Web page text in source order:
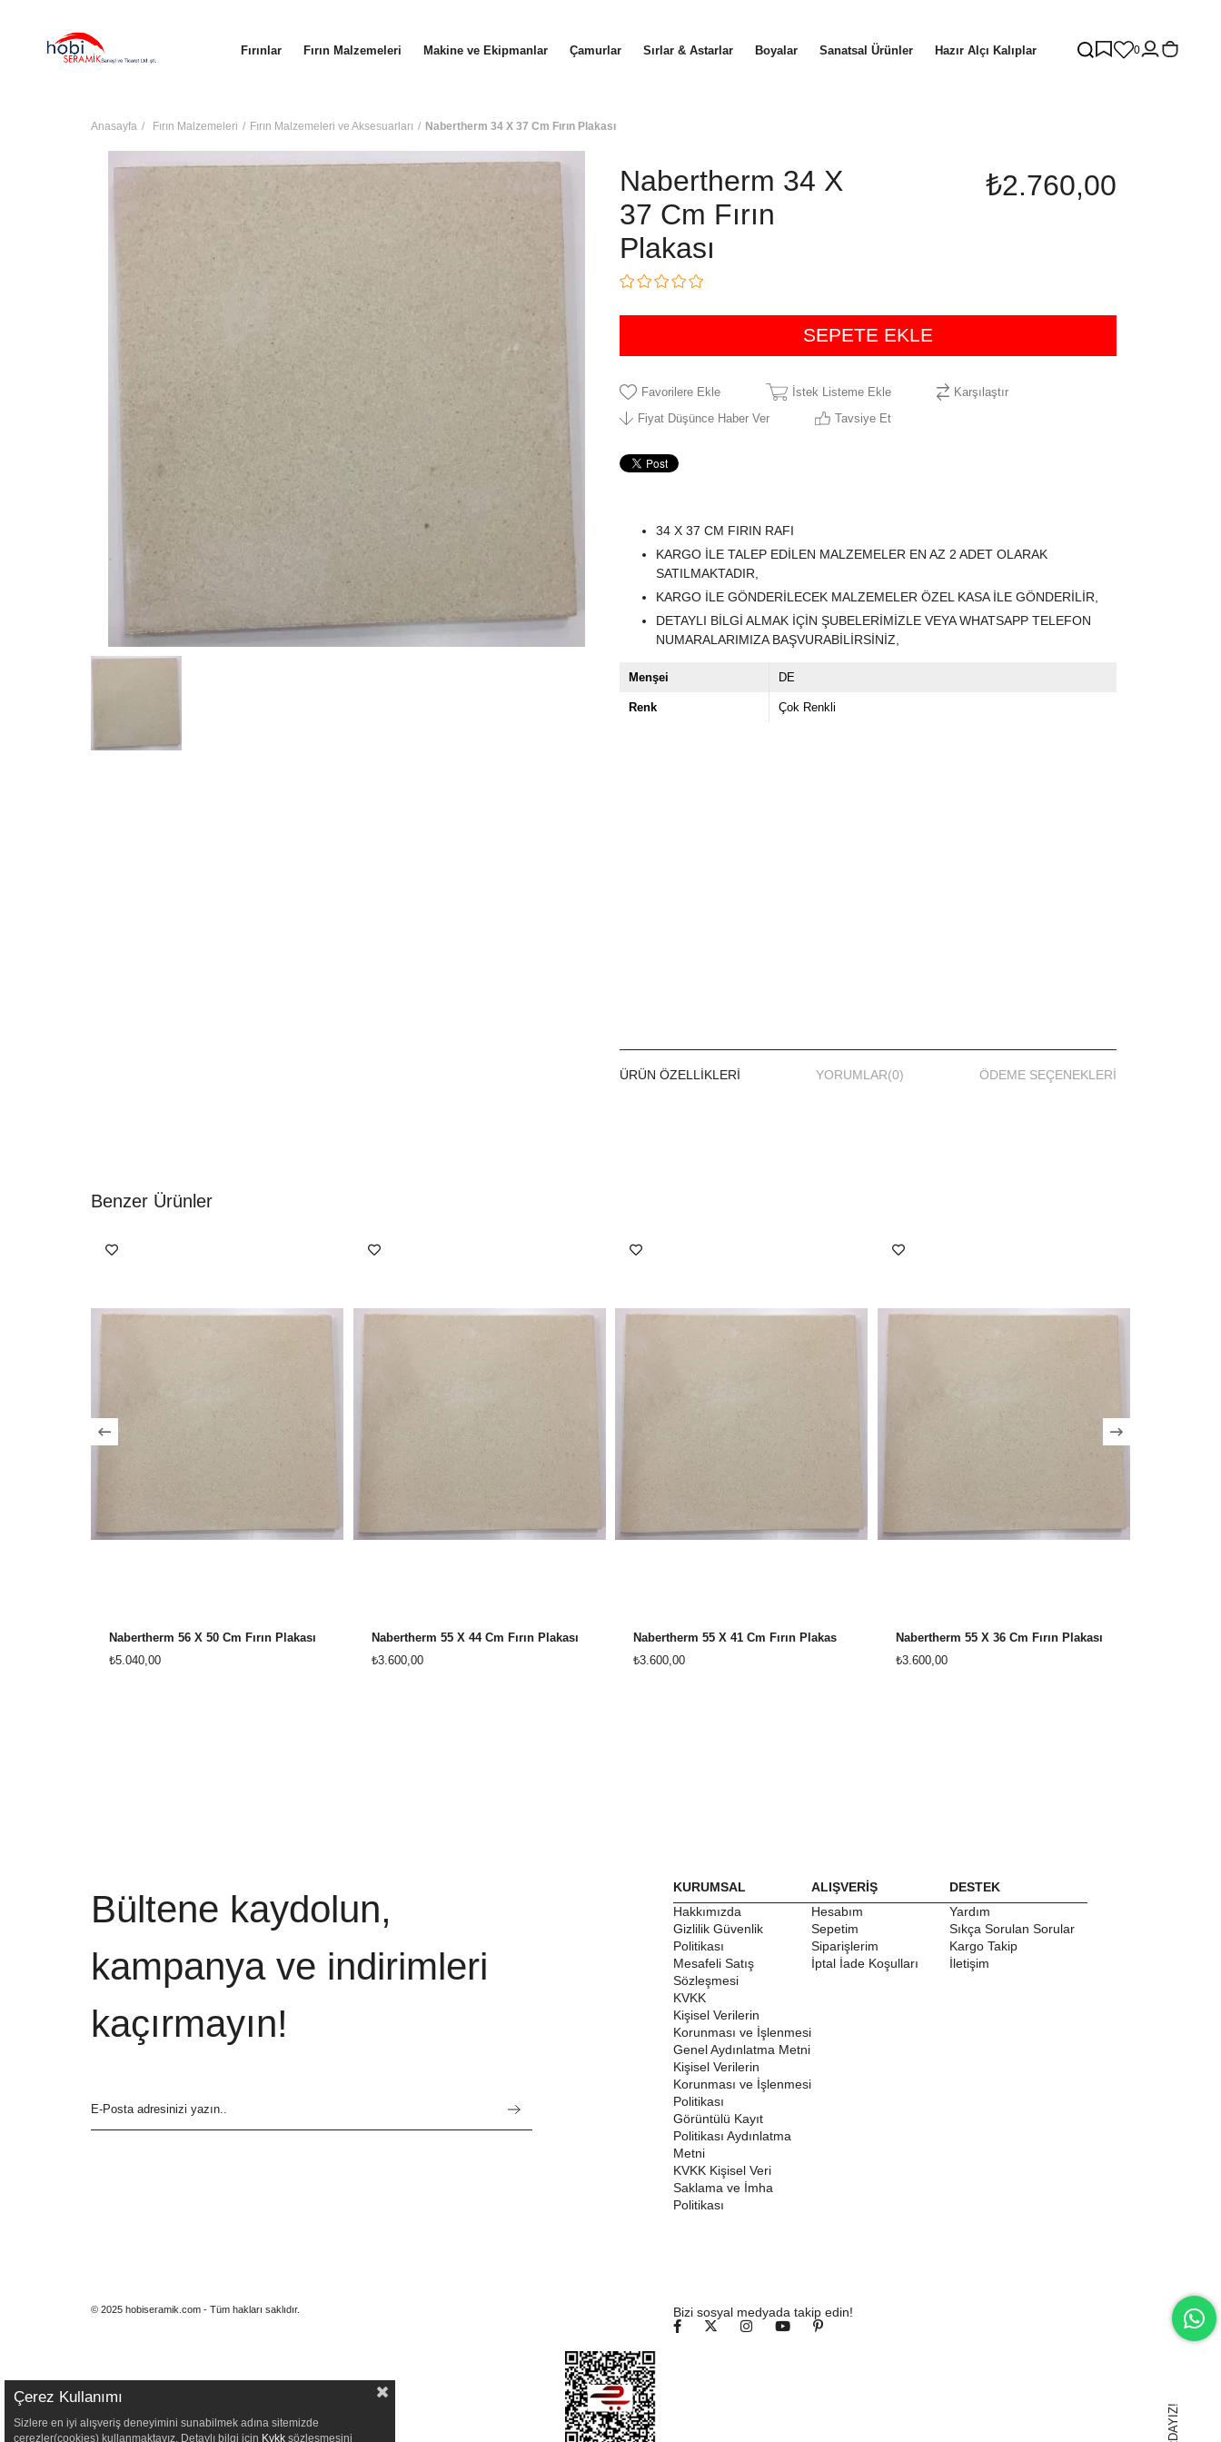
Fırınlar Fırın Malzemeleri Makine ve Ekipmanlar Çamurlar Sırlar & Astarlar Boyalar Sanatsal Ürünler Hazır Alçı Kalıplar 0
Anasayfa Fırın Malzemeleri Fırın Malzemeleri ve Aksesuarları Nabertherm 34 X 37 Cm Fırın Plakası
Nabertherm 34 X
37 Cm Fırın
Plakası
₺2.760,00
Favorilere Ekle İstek Listeme Ekle
Karşılaştır
Fiyat Düşünce Haber Ver
Tavsiye Et
34 X 37 CM FIRIN RAFI
KARGO İLE TALEP EDİLEN MALZEMELER EN AZ 2 ADET OLARAK
SATILMAKTADIR,
KARGO İLE GÖNDERİLECEK MALZEMELER ÖZEL KASA İLE GÖNDERİLİR,
DETAYLI BİLGİ ALMAK İÇİN ŞUBELERİMİZLE VEYA WHATSAPP TELEFON
NUMARALARIMIZA BAŞVURABİLİRSİNİZ,
Menşei DE
Renk Çok Renkli
ÜRÜN ÖZELLIKLERI YORUMLAR(0) ÖDEME SEÇENEKLERI
Benzer Ürünler
Nabertherm 56 X 50 Cm Fırın Plakası
₺5.040,00
Nabertherm 55 X 44 Cm Fırın Plakası
₺3.600,00
Nabertherm 55 X 41 Cm Fırın Plakas
₺3.600,00
Nabertherm 55 X 36 Cm Fırın Plakası
₺3.600,00
Bültene kaydolun,
kampanya ve indirimleri
kaçırmayın!
KURUMSAL
Hakkımızda
Gizlilik Güvenlik
Politikası
Mesafeli Satış
Sözleşmesi
KVKK
Kişisel Verilerin
Korunması ve İşlenmesi
Genel Aydınlatma Metni
Kişisel Verilerin
Korunması ve İşlenmesi
Politikası
Görüntülü Kayıt
Politikası Aydınlatma
Metni
KVKK Kişisel Veri
Saklama ve İmha
Politikası
ALIŞVERİŞ
Hesabım
Sepetim
Siparişlerim
İptal İade Koşulları
DESTEK
Yardım
Sıkça Sorulan Sorular
Kargo Takip
İletişim
© 2025 hobiseramik.com - Tüm hakları saklıdır. Bizi sosyal medyada takip edin!
Çerez Kullanımı
Sizlere en iyi alışveriş deneyimini sunabilmek adına sitemizde
çerezler(cookies) kullanmaktayız. Detaylı bilgi için Kvkk sözleşmesini